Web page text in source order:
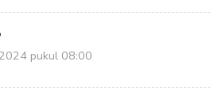
pukul 08:00